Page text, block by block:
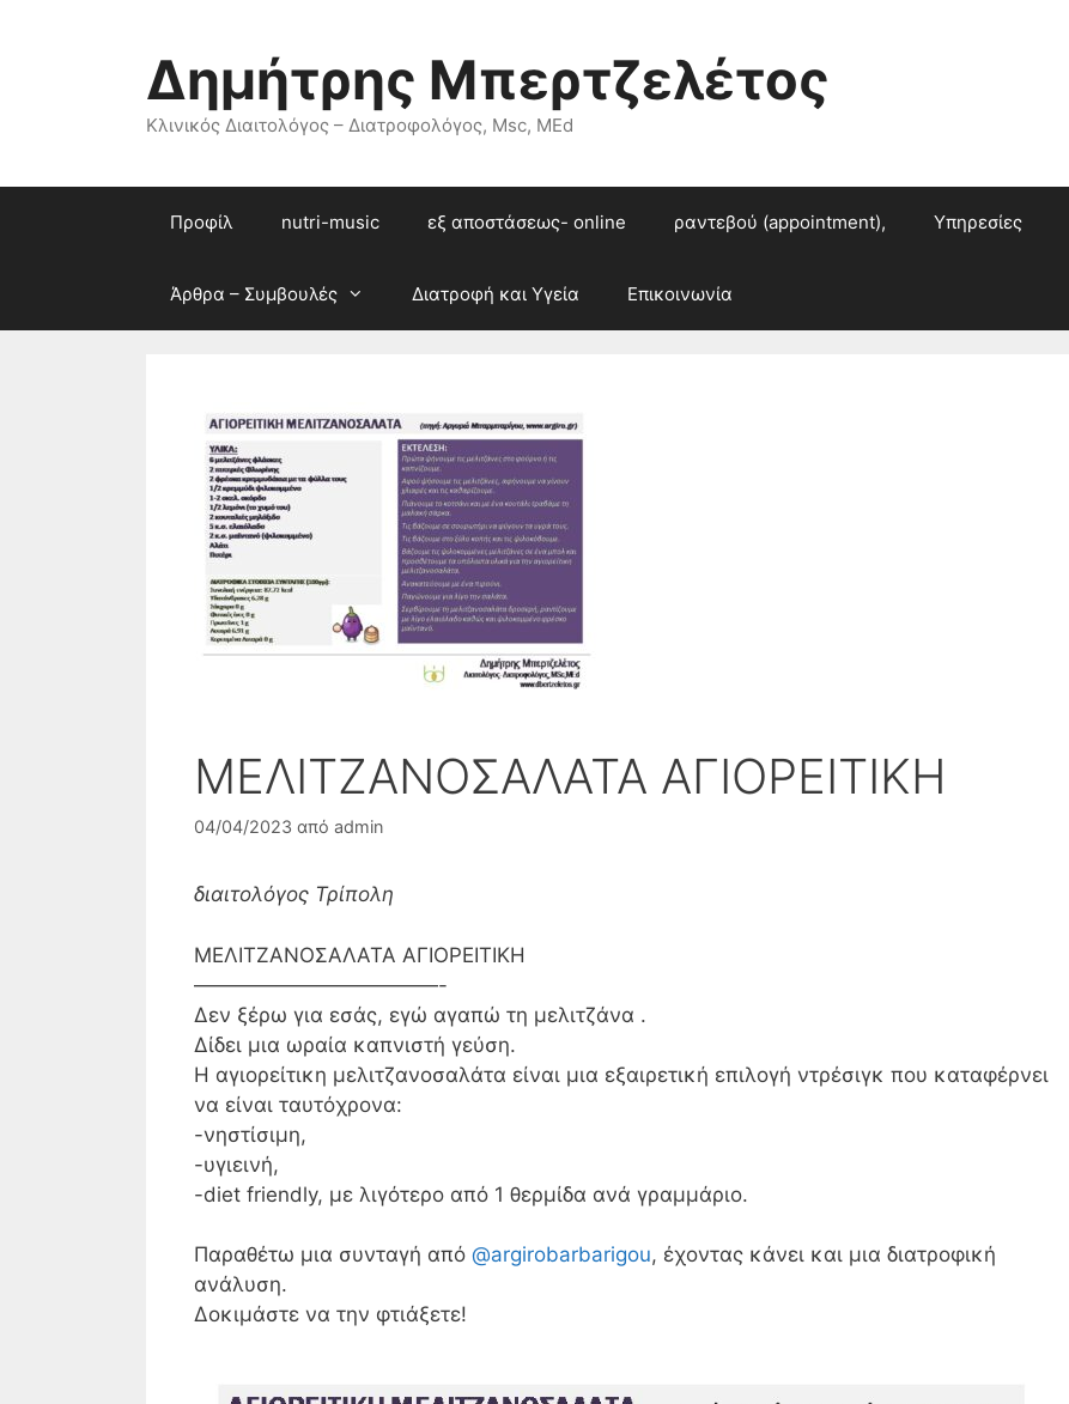
Δημήτρης Μπερτζελέτος
Κλινικός Διαιτολόγος – Διατροφολόγος, Msc, MEd
Προφίλ nutri-music εξ αποστάσεως- online ραντεβού (appointment), Υπηρεσίες
Άρθρα – Συμβουλές Διατροφή και Υγεία Επικοινωνία
ΜΕΛΙΤΖΑΝΟΣΑΛΑΤΑ ΑΓΙΟΡΕΙΤΙΚΗ
04/04/2023 από admin
διαιτολόγος Τρίπολη
ΜΕΛΙΤΖΑΝΟΣΑΛΑΤΑ ΑΓΙΟΡΕΙΤΙΚΗ
————————————-
Δεν ξέρω για εσάς, εγώ αγαπώ τη μελιτζάνα .
Δίδει μια ωραία καπνιστή γεύση.
Η αγιορείτικη μελιτζανοσαλάτα είναι μια εξαιρετική επιλογή ντρέσιγκ που καταφέρνει
να είναι ταυτόχρονα:
-νηστίσιμη,
-υγιεινή,
-diet friendly, με λιγότερο από 1 θερμίδα ανά γραμμάριο.
Παραθέτω μια συνταγή από @argirobarbarigou, έχοντας κάνει και μια διατροφική
ανάλυση.
Δοκιμάστε να την φτιάξετε!